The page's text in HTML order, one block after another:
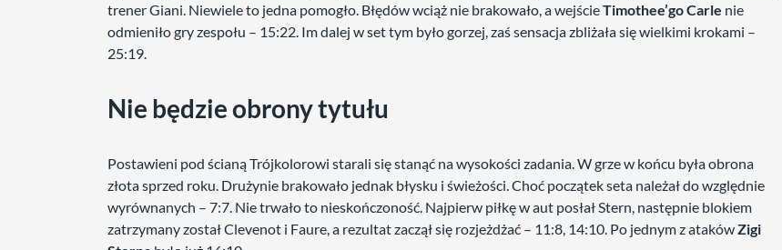
trener Giani. Niewiele to jedna pomogło. Błędów wciąż nie brakowało, a wejścieTimothee’go Carle nie
odmieniło gry zespołu – 15:22. Im dalej w set tym było gorzej, zaś sensacja zbliżała się wielkimi krokami –
25:19.
Nie będzie obrony tytułu
Postawieni pod ścianą Trójkolorowi starali się stanąć na wysokości zadania. W grze w końcu była obrona
złota sprzed roku. Drużynie brakowało jednak błysku i świeżości. Choć początek seta należał do względnie
wyrównanych – 7:7. Nie trwało to nieskończoność. Najpierw piłkę w aut posłał Stern, następnie blokiem
zatrzymany został Clevenot i Faure, a rezultat zaczął się rozjeżdżać – 11:8, 14:10. Po jednym z atakówZigi